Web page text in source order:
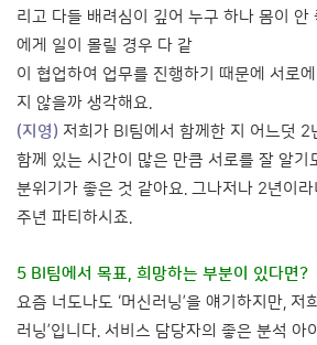
리고 다들 배려심이 깊어 누구 하나 몸이 안
에게 일이 몰릴 경우 다 같
이 협업하여 업무를 진행하기 때문에 서로
지 않을까 생각해요.
(지영) 저희가 BI팀에서 함께한 지 어느덧 2
함께 있는 시간이 많은 만큼 서로를 잘 알기
분위기가 좋은 것 같아요. 그나저나 2년이
주년 파티하시죠.
5 BI팀에서 목표, 희망하는 부분이 있다면?
요즘 너도나도 ‘머신러닝’을 얘기하지만, 저
러닝’입니다. 서비스 담당자의 좋은 분석 아